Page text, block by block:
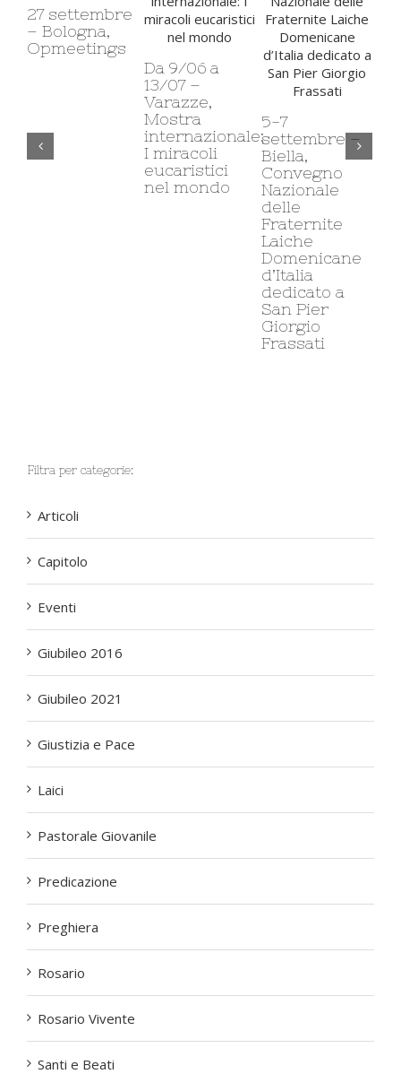
27 settembre
– Bologna,
Opmeetings
Da 9/06 a
13/07 –
Varazze,
Mostra
internazionale:
I miracoli
eucaristici
nel mondo
5-7
settembre –
Biella,
Convegno
Nazionale
delle
Fraternite
Laiche
Domenicane
d’Italia
dedicato a
San Pier
Giorgio
Frassati
Filtra per categorie:
Articoli
Capitolo
Eventi
Giubileo 2016
Giubileo 2021
Giustizia e Pace
Laici
Pastorale Giovanile
Predicazione
Preghiera
Rosario
Rosario Vivente
Santi e Beati